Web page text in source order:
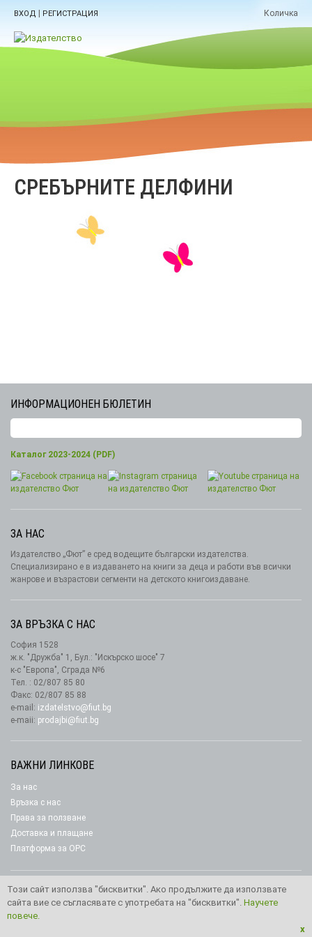
ВХОД | РЕГИСТРАЦИЯ Количка
СРЕБЪРНИТЕ ДЕЛФИНИ
ИНФОРМАЦИОНЕН БЮЛЕТИН
Каталог 2023-2024 (PDF)
ЗА НАС
Издателство „Фют” е сред водещите български издателства.
Специализирано е в издаването на книги за деца и работи във всички
жанрове и възрастови сегменти на детското книгоиздаване.
ЗА ВРЪЗКА С НАС
София 1528
ж.к. "Дружба" 1, Бул.: "Искърско шосе" 7
к-с "Европа", Сграда №6
Тел. : 02/807 85 80
Факс: 02/807 85 88
e-mail: izdatelstvo@fiut.bg
e-maii: prodajbi@fiut.bg
ВАЖНИ ЛИНКОВЕ
За нас
Връзка с нас
Права за ползване
Доставка и плащане
Платформа за ОРС
Този сайт използва "бисквитки". Ако продължите да използвате
сайта вие се съгласявате с употребата на "бисквитки". Научете
повече.
x